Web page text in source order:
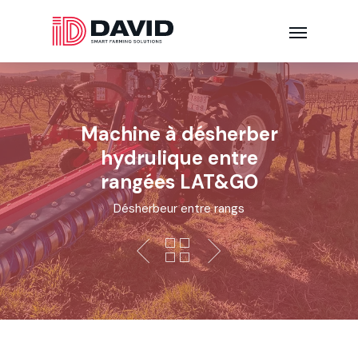
Machine à désherber
hydrulique entre
rangées LAT&GO
Désherbeur entre rangs